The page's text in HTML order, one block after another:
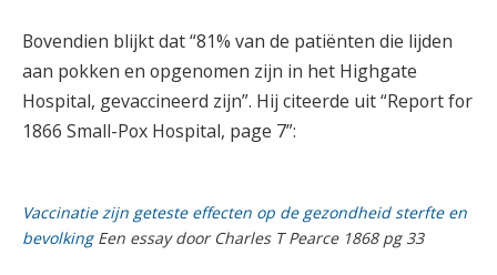
Bovendien blijkt dat “81% van de patiënten die lijden
aan pokken en opgenomen zijn in het Highgate
Hospital, gevaccineerd zijn”. Hij citeerde uit “Report for
1866 Small-Pox Hospital, page 7”:
Vaccinatie zijn geteste effecten op de gezondheid sterfte en
bevolkingEen essay door Charles T Pearce 1868 pg 33